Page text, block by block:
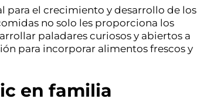
el crecimiento y desarrollo de los
no solo les proporciona los
paladares curiosos y abiertos a
para incorporar alimentos frescos y
en familia